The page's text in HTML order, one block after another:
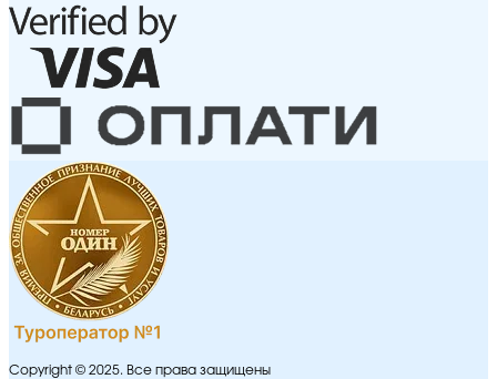
Copyright © 2025. Все права защищены